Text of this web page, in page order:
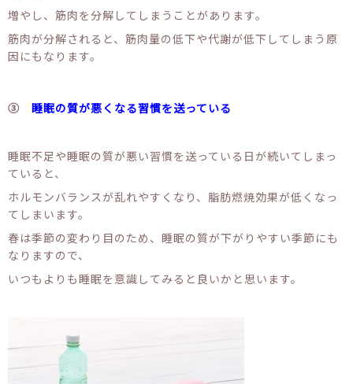
増やし、筋肉を分解してしまうことがあります。
筋肉が分解されると、筋肉量の低下や代謝が低下してしまう原
因にもなります。
③ 睡眠の質が悪くなる習慣を送っている
睡眠不足や睡眠の質が悪い習慣を送っている日が続いてしまっ
ていると、
ホルモンバランスが乱れやすくなり、脂肪燃焼効果が低くなっ
てしまいます。
春は季節の変わり目のため、睡眠の質が下がりやすい季節にも
なりますので、
いつもよりも睡眠を意識してみると良いかと思います。